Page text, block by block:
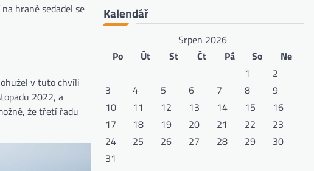
hraně sedadel se
v tuto chvíli
2022, a
že třetí řadu
Kalendář
Srpen 2026
Po
Út St Čt Pá So
Ne
1
2
3
4 5 6 7 8
9
10
11 12 13 14 15
16
17
18 19 20 21 22
23
24
25 26 27 28 29
30
31